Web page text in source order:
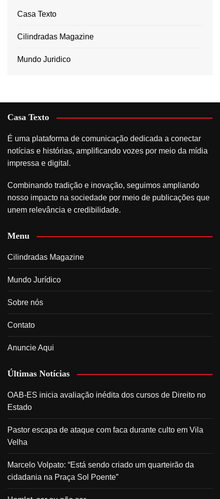
Casa Texto
Cilindradas Magazine
Mundo Juridico
Casa Texto
É uma plataforma de comunicação dedicada a conectar
notícias e histórias, amplificando vozes por meio da mídia
impressa e digital.
Combinando tradição e inovação, seguimos ampliando
nosso impacto na sociedade por meio de publicações que
unem relevância e credibilidade.
Menu
Cilindradas Magazine
Mundo Jurídico
Sobre nós
Contato
Anuncie Aqui
Últimas Notícias
OAB-ES inicia avaliação inédita dos cursos de Direito no
Estado
Pastor escapa de ataque com faca durante culto em Vila
Velha
Marcelo Volpato: “Está sendo criado um quarteirão da
cidadania na Praça Sol Poente”